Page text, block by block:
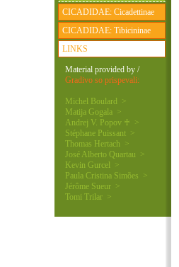
CICADIDAE: Cicadettinae
CICADIDAE: Tibicininae
LINKS
Material provided by /
Gradivo so prispevali:
Michel Boulard >
Matija Gogala >
Andrej V. Popov ♰ >
Stéphane Puissant >
Thomas Hertach >
José Alberto Quartau >
Kevin Gurcel >
Paula Cristina Simões >
Jérôme Sueur >
Tomi Trilar >